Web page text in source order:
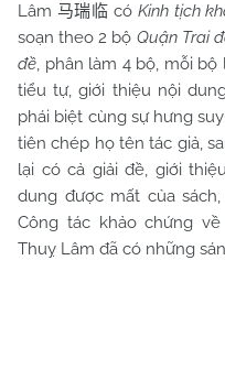
Lâm 马瑞临 có Kinh tịch
soạn theo 2 bộ Quận Trai
đề, phân làm 4 bộ, mỗi
tiểu tự, giới thiệu nội
phái biệt cùng sự hưng
tiên chép họ tên tác giả,
lại có cả giải đề, giới
dung được mất của
Công tác khảo chứng
Thuỵ Lâm đã có những
Huỳnh
Quy